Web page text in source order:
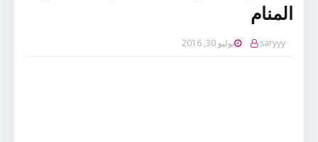
المنام
saryyy يوليو 30, 2016